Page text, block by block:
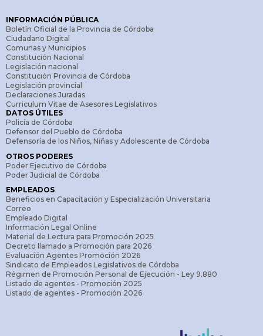
INFORMACIÓN PÚBLICA
Boletín Oficial de la Provincia de Córdoba
Ciudadano Digital
Comunas y Municipios
Constitución Nacional
Legislación nacional
Constitución Provincia de Córdoba
Legislación provincial
Declaraciones Juradas
Curriculum Vitae de Asesores Legislativos
DATOS ÚTILES
Policía de Córdoba
Defensor del Pueblo de Córdoba
Defensoría de los Niños, Niñas y Adolescente de Córdoba
OTROS PODERES
Poder Ejecutivo de Córdoba
Poder Judicial de Córdoba
EMPLEADOS
Beneficios en Capacitación y Especialización Universitaria
Correo
Empleado Digital
Información Legal Online
Material de Lectura para Promoción 2025
Decreto llamado a Promoción para 2026
Evaluación Agentes Promoción 2026
Sindicato de Empleados Legislativos de Córdoba
Régimen de Promoción Personal de Ejecución - Ley 9.880
Listado de agentes - Promoción 2025
Listado de agentes - Promoción 2026